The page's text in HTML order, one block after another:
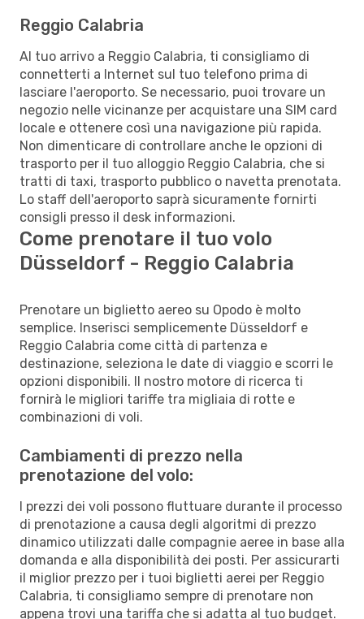
Reggio Calabria
Al tuo arrivo a Reggio Calabria, ti consigliamo di
connetterti a Internet sul tuo telefono prima di
lasciare l'aeroporto. Se necessario, puoi trovare un
negozio nelle vicinanze per acquistare una SIM card
locale e ottenere così una navigazione più rapida.
Non dimenticare di controllare anche le opzioni di
trasporto per il tuo alloggio Reggio Calabria, che si
tratti di taxi, trasporto pubblico o navetta prenotata.
Lo staff dell'aeroporto saprà sicuramente fornirti
consigli presso il desk informazioni.
Come prenotare il tuo volo
Düsseldorf - Reggio Calabria
Prenotare un biglietto aereo su Opodo è molto
semplice. Inserisci semplicemente Düsseldorf e
Reggio Calabria come città di partenza e
destinazione, seleziona le date di viaggio e scorri le
opzioni disponibili. Il nostro motore di ricerca ti
fornirà le migliori tariffe tra migliaia di rotte e
combinazioni di voli.
Cambiamenti di prezzo nella
prenotazione del volo:
I prezzi dei voli possono fluttuare durante il processo
di prenotazione a causa degli algoritmi di prezzo
dinamico utilizzati dalle compagnie aeree in base alla
domanda e alla disponibilità dei posti. Per assicurarti
il miglior prezzo per i tuoi biglietti aerei per Reggio
Calabria, ti consigliamo sempre di prenotare non
appena trovi una tariffa che si adatta al tuo budget.